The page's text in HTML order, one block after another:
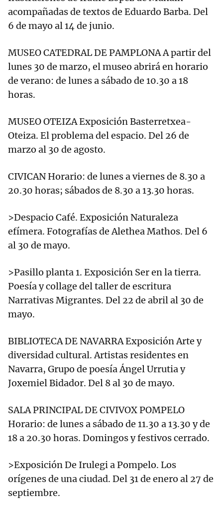
acompañadas de textos de Eduardo Barba. Del
6 de mayo al 14 de junio.
MUSEO CATEDRAL DE PAMPLONA A partir del
lunes 30 de marzo, el museo abrirá en horario
de verano: de lunes a sábado de 10.30 a 18
horas.
MUSEO OTEIZA Exposición Basterretxea-
Oteiza. El problema del espacio. Del 26 de
marzo al 30 de agosto.
CIVICAN Horario: de lunes a viernes de 8.30 a
20.30 horas; sábados de 8.30 a 13.30 horas.
>Despacio Café. Exposición Naturaleza
efímera. Fotografías de Alethea Mathos. Del 6
al 30 de mayo.
>Pasillo planta 1. Exposición Ser en la tierra.
Poesía y collage del taller de escritura
Narrativas Migrantes. Del 22 de abril al 30 de
mayo.
BIBLIOTECA DE NAVARRA Exposición Arte y
diversidad cultural. Artistas residentes en
Navarra, Grupo de poesía Ángel Urrutia y
Joxemiel Bidador. Del 8 al 30 de mayo.
SALA PRINCIPAL DE CIVIVOX POMPELO
Horario: de lunes a sábado de 11.30 a 13.30 y de
18 a 20.30 horas. Domingos y festivos cerrado.
>Exposición De Irulegi a Pompelo. Los
orígenes de una ciudad. Del 31 de enero al 27 de
septiembre.